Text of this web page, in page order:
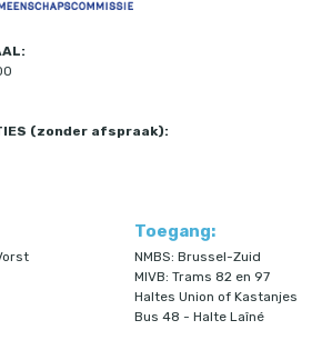
(zonder afspraak):
Toegang:
NMBS: Brussel-Zuid
MIVB: Trams 82 en 97
Haltes Union of Kastanjes
Bus 48 - Halte Laîné